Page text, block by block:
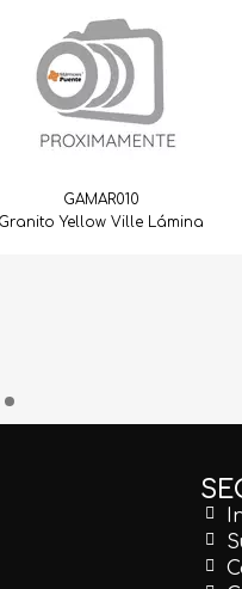
GAMAR010
Granito Yellow Ville Lámina